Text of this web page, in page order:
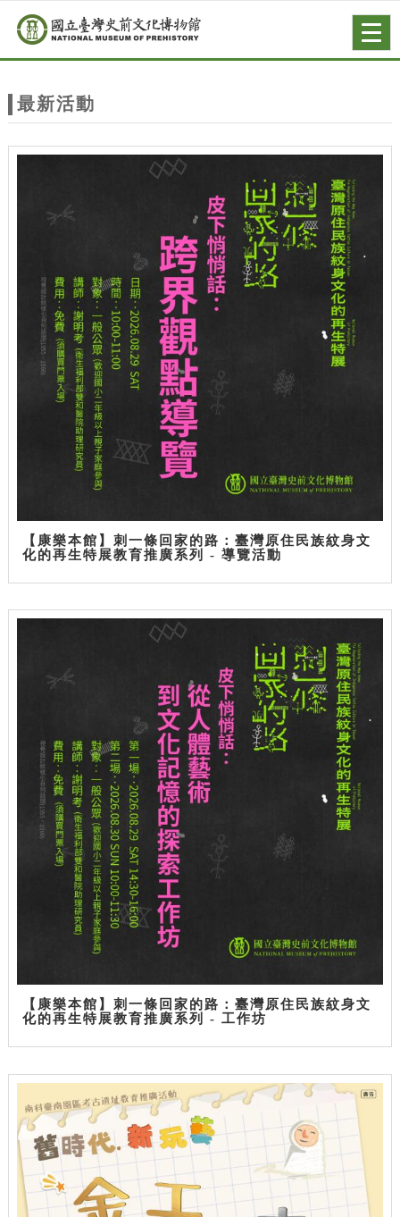
站
主
跳到主要內容
網站導覽
最新活動
【康樂本館】刺一條回家的路：臺灣原住民族紋身文
化的再生特展教育推廣系列 - 導覽活動
【康樂本館】刺一條回家的路：臺灣原住民族紋身文
化的再生特展教育推廣系列 - 工作坊